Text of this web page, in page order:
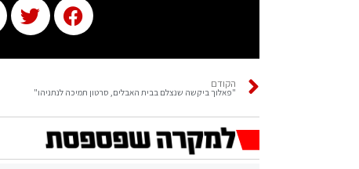
הקודם
"פאלוך ביקשה שנצלם בבית האבלים, סרטון תמיכה לנתניהו"